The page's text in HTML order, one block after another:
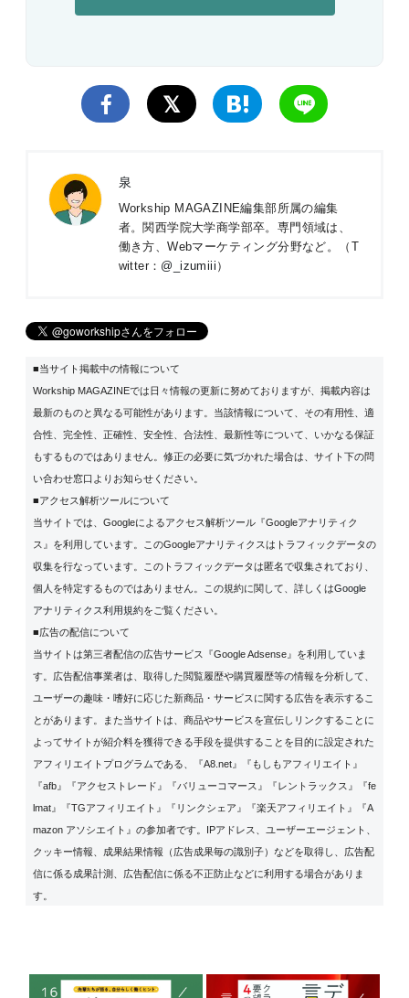
泉
Workship MAGAZINE編集部所属の編集
者。関西学院大学商学部卒。専門領域は、
働き方、Webマーケティング分野など。（T
witter： @_izumiii ）
■当サイト掲載中の情報について
Workship MAGAZINEでは日々情報の更新に努めておりますが、掲載内容は
最新のものと異なる可能性があります。当該情報について、その有用性、適
合性、完全性、正確性、安全性、合法性、最新性等について、いかなる保証
もするものではありません。修正の必要に気づかれた場合は、サイト下の問
い合わせ窓口よりお知らせください。
■アクセス解析ツールについて
当サイトでは、Googleによるアクセス解析ツール『Googleアナリティク
ス』を利用しています。このGoogleアナリティクスはトラフィックデータの
収集を行なっています。このトラフィックデータは匿名で収集されており、
個人を特定するものではありません。この規約に関して、詳しくはGoogle
アナリティクス利用規約をご覧ください。
■広告の配信について
当サイトは第三者配信の広告サービス『Google Adsense』を利用していま
す。広告配信事業者は、取得した閲覧履歴や購買履歴等の情報を分析して、
ユーザーの趣味・嗜好に応じた新商品・サービスに関する広告を表示するこ
とがあります。また当サイトは、商品やサービスを宣伝しリンクすることに
よってサイトが紹介料を獲得できる手段を提供することを目的に設定された
アフィリエイトプログラムである、『A8.net』『もしもアフィリエイト』
『afb』『アクセストレード』『バリューコマース』『レントラックス』『fe
lmat』『TGアフィリエイト』『リンクシェア』『楽天アフィリエイト』『A
mazon アソシエイト』の参加者です。IPアドレス、ユーザーエージェント、
クッキー情報、成果結果情報（広告成果毎の識別子）などを取得し、広告配
信に係る成果計測、広告配信に係る不正防止などに利用する場合がありま
す。